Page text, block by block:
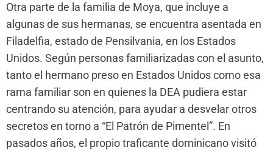
Otra parte de la familia de Moya, que incluye a
algunas de sus hermanas, se encuentra asentada en
Filadelfia, estado de Pensilvania, en los Estados
Unidos. Según personas familiarizadas con el asunto,
tanto el hermano preso en Estados Unidos como esa
rama familiar son en quienes la DEA pudiera estar
centrando su atención, para ayudar a desvelar otros
secretos en torno a “El Patrón de Pimentel”. En
pasados años, el propio traficante dominicano visitó